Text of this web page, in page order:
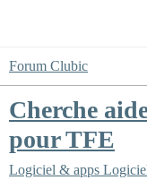
Forum Clubic
Cherche
pour TFE
Logiciel & apps